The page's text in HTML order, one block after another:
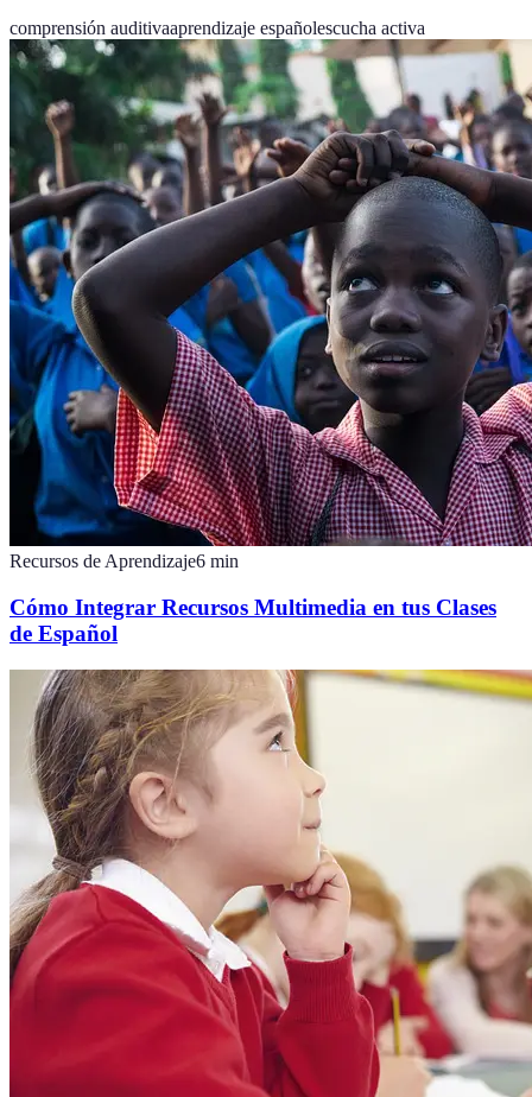
comprensión auditivaaprendizaje españolescucha activa
Recursos de Aprendizaje6 min
Cómo Integrar Recursos Multimedia en tus Clases
de Español